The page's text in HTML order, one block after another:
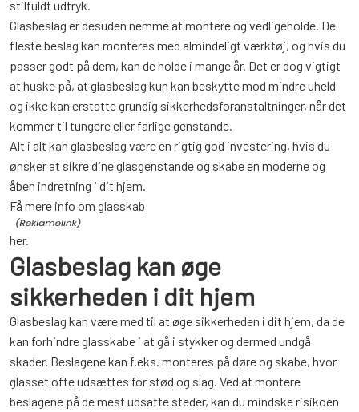
stilfuldt udtryk.
Glasbeslag er desuden nemme at montere og vedligeholde. De
fleste beslag kan monteres med almindeligt værktøj, og hvis du
passer godt på dem, kan de holde i mange år. Det er dog vigtigt
at huske på, at glasbeslag kun kan beskytte mod mindre uheld
og ikke kan erstatte grundig sikkerhedsforanstaltninger, når det
kommer til tungere eller farlige genstande.
Alt i alt kan glasbeslag være en rigtig god investering, hvis du
ønsker at sikre dine glasgenstande og skabe en moderne og
åben indretning i dit hjem.
Få mere info om glasskab
her.
Glasbeslag kan øge
sikkerheden i dit hjem
Glasbeslag kan være med til at øge sikkerheden i dit hjem, da de
kan forhindre glasskabe i at gå i stykker og dermed undgå
skader. Beslagene kan f.eks. monteres på døre og skabe, hvor
glasset ofte udsættes for stød og slag. Ved at montere
beslagene på de mest udsatte steder, kan du mindske risikoen